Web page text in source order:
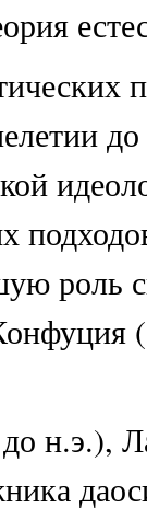
до
роль
н.э.),